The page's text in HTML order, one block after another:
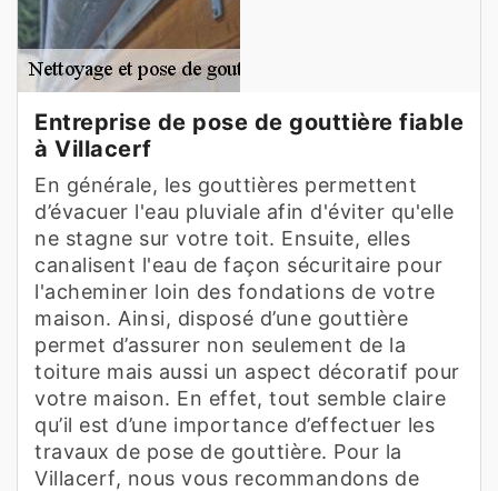
Entreprise de pose de gouttière fiable
à Villacerf
En générale, les gouttières permettent
d’évacuer l'eau pluviale afin d'éviter qu'elle
ne stagne sur votre toit. Ensuite, elles
canalisent l'eau de façon sécuritaire pour
l'acheminer loin des fondations de votre
maison. Ainsi, disposé d’une gouttière
permet d’assurer non seulement de la
toiture mais aussi un aspect décoratif pour
votre maison. En effet, tout semble claire
qu’il est d’une importance d’effectuer les
travaux de pose de gouttière. Pour la
Villacerf, nous vous recommandons de